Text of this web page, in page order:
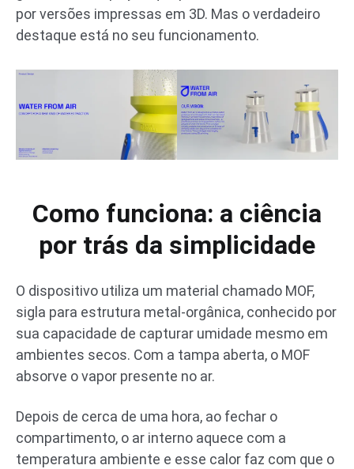
por versões impressas em 3D. Mas o verdadeiro
destaque está no seu funcionamento.
Como funciona: a ciência
por trás da simplicidade
O dispositivo utiliza um material chamado MOF,
sigla para estrutura metal-orgânica, conhecido por
sua capacidade de capturar umidade mesmo em
ambientes secos. Com a tampa aberta, o MOF
absorve o vapor presente no ar.
Depois de cerca de uma hora, ao fechar o
compartimento, o ar interno aquece com a
temperatura ambiente e esse calor faz com que o